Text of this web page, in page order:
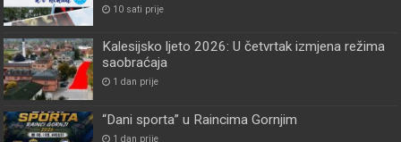
10 sati prije
Kalesijsko ljeto 2026: U četvrtak izmjena režima
saobraćaja
1 dan prije
“Dani sporta” u Raincima Gornjim
1 dan prije